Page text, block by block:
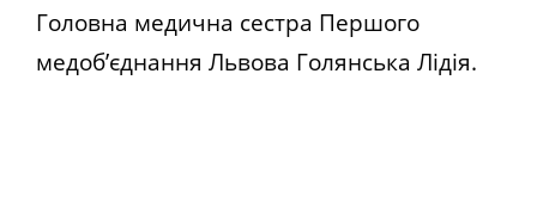
Головна медична сестра Першого
медоб’єднання Львова Голянська Лідія.